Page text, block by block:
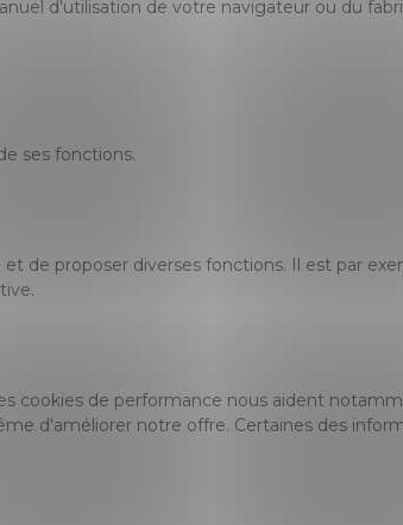
d'utilisation de votre navigateur ou du
ses fonctions.
de proposer diverses fonctions. Il est par
cookies de performance nous aident
d'améliorer notre offre. Certaines des